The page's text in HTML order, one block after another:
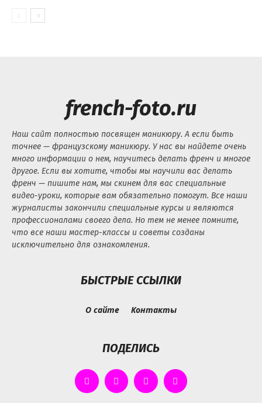
french-foto.ru
Наш сайт полностью посвящен маникюру. А если быть
точнее — французскому маникюру. У нас вы найдете очень
много информации о нем, научитесь делать френч и многое
другое. Если вы хотите, чтобы мы научили вас делать
френч — пишите нам, мы скинем для вас специальные
видео-уроки, которые вам обязательно помогут. Все наши
журналисты закончили специальные курсы и являются
профессионалами своего дела. Но тем не менее помните,
что все наши мастер-классы и советы созданы
исключительно для ознакомления.
БЫСТРЫЕ ССЫЛКИ
О сайте Контакты
ПОДЕЛИСЬ